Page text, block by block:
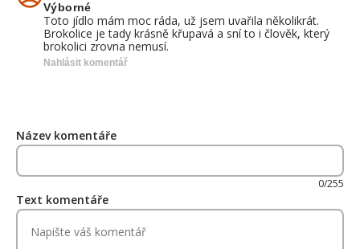
Výborné
Toto jídlo mám moc ráda, už jsem uvařila několikrát.
Brokolice je tady krásně křupavá a sní to i člověk, který
brokolici zrovna nemusí.
Nahlásit komentář
Název komentáře
0/255
Text komentáře